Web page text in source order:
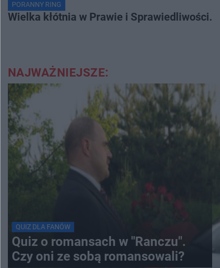
PORANNY RING
Wielka kłótnia w Prawie i Sprawiedliwości.
NAJWAŻNIEJSZE:
QUIZ DLA FANÓW
Quiz o romansach w "Ranczu".
Czy oni ze sobą romansowali?